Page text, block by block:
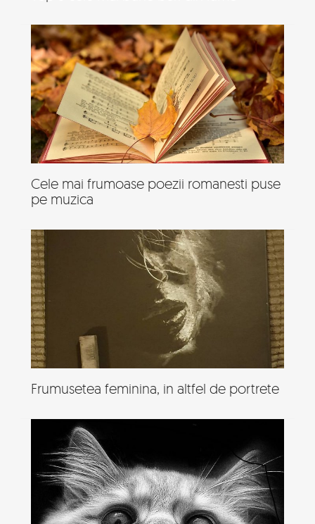
Cele mai frumoase poezii romanesti puse
pe muzica
Frumusetea feminina, in altfel de portrete